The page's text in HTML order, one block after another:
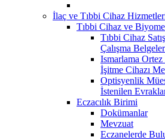
İlaç ve Tıbbi Cihaz
Tıbbi Cihaz ve
Tıbbi Cihaz
Çalışma
Ismarlama
İşitme Cihazı
Optisyenlik
İstenilen
Eczacılık Birimi
Dokümanlar
Mevzuat
Eczanelerde